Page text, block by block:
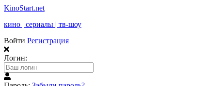
KinoStart.net
кино | сериалы | тв-шоу
Войти Регистрация
Логин: